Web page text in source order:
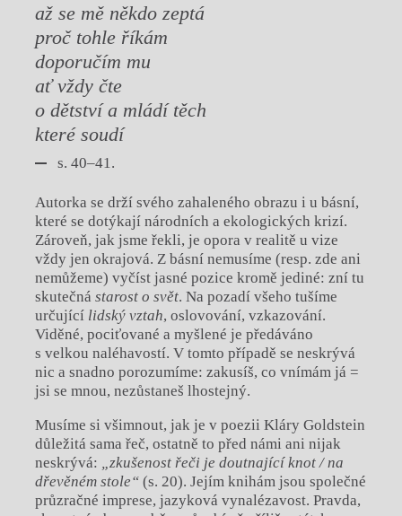
až se mě někdo zeptá
proč tohle říkám
doporučím mu
ať vždy čte
o dětství a mládí těch
které soudí
s. 40–41.
Autorka se drží svého zahaleného obrazu i u básní,
které se dotýkají národních a ekologických krizí.
Zároveň, jak jsme řekli, je opora v realitě u vize
vždy jen okrajová. Z básní nemusíme (resp. zde ani
nemůžeme) vyčíst jasné pozice kromě jediné: zní tu
skutečná starost o svět. Na pozadí všeho tušíme
určující lidský vztah, oslovování, vzkazování.
Viděné, pociťované a myšlené je předáváno
s velkou naléhavostí. V tomto případě se neskrývá
nic a snadno porozumíme: zakusíš, co vnímám já =
jsi se mnou, nezůstaneš lhostejný.
Musíme si všimnout, jak je v poezii Kláry Goldstein
důležitá sama řeč, ostatně to před námi ani nijak
neskrývá: „zkušenost řeči je doutnající knot / na
dřevěném stole“(s. 20). Jejím knihám jsou společné
průzračné imprese, jazyková vynalézavost. Pravda,